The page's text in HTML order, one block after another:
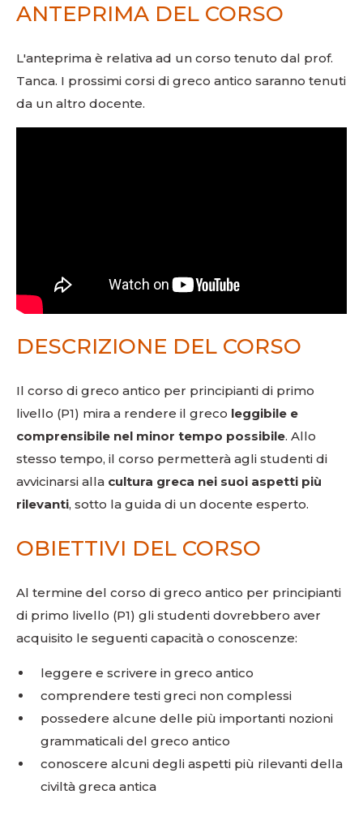
ANTEPRIMA DEL CORSO
L'anteprima è relativa ad un corso tenuto dal prof.
Tanca. I prossimi corsi di greco antico saranno tenuti
da un altro docente.
DESCRIZIONE DEL CORSO
Il corso di greco antico per principianti di primo
livello (P1) mira a rendere il greco leggibile e
comprensibile nel minor tempo possibile. Allo
stesso tempo, il corso permetterà agli studenti di
avvicinarsi alla cultura greca nei suoi aspetti più
rilevanti, sotto la guida di un docente esperto.
OBIETTIVI DEL CORSO
Al termine del corso di greco antico per principianti
di primo livello (P1) gli studenti dovrebbero aver
acquisito le seguenti capacità o conoscenze:
leggere e scrivere in greco antico
comprendere testi greci non complessi
possedere alcune delle più importanti nozioni
grammaticali del greco antico
conoscere alcuni degli aspetti più rilevanti della
civiltà greca antica